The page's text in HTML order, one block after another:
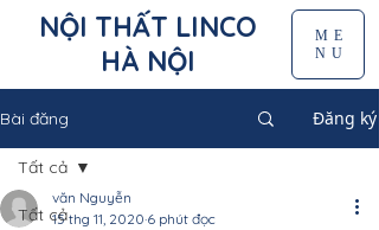
NỘI THẤT LINCO
HÀ NỘI
ME
NU
Bài đăng Đăng ký
Tất cả
Tất cả
văn Nguyễn
15 thg 11, 2020 6 phút đọc